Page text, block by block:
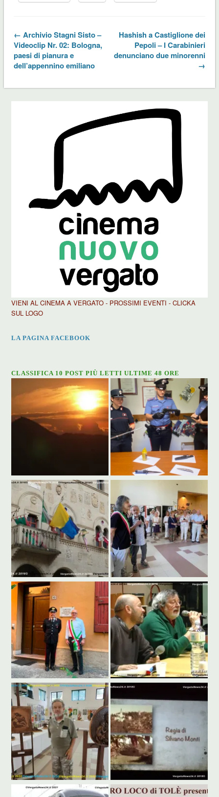
← Archivio Stagni Sisto –
Videoclip Nr. 02: Bologna,
paesi di pianura e
dell’appennino emiliano
Hashish a Castiglione dei
Pepoli – I Carabinieri
denunciano due minorenni
→
VIENI AL CINEMA A VERGATO - PROSSIMI EVENTI - CLICKA
SUL LOGO
LA PAGINA FACEBOOK
CLASSIFICA 10 POST PIÙ LETTI ULTIME 48 ORE